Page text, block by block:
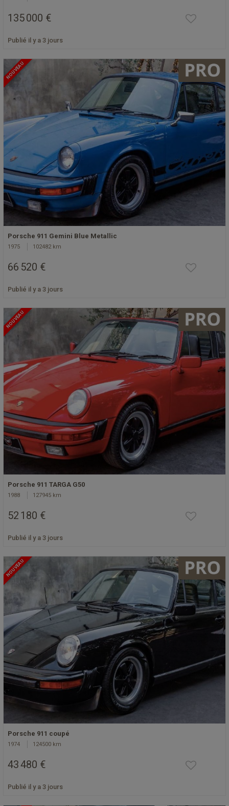
135 000 €
Publié il y a 3 jours
NOUVEAU
Porsche 911 Gemini Blue Metallic
1975 102482 km
66 520 €
Publié il y a 3 jours
NOUVEAU
Porsche 911 TARGA G50
1988 127945 km
52 180 €
Publié il y a 3 jours
NOUVEAU
Porsche 911 coupé
1974 124500 km
43 480 €
Publié il y a 3 jours